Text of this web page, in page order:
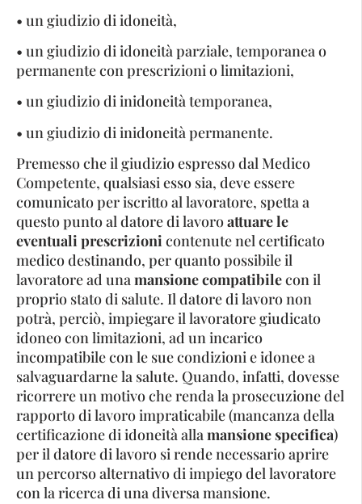
• un giudizio di idoneità,
• un giudizio di idoneità parziale, temporanea o
permanente con prescrizioni o limitazioni,
• un giudizio di inidoneità temporanea,
• un giudizio di inidoneità permanente.
Premesso che il giudizio espresso dal Medico
Competente, qualsiasi esso sia, deve essere
comunicato per iscritto al lavoratore, spetta a
questo punto al datore di lavoroattuare le
eventuali prescrizionicontenute nel certificato
medico destinando, per quanto possibile il
lavoratore ad unamansione compatibilecon il
proprio stato di salute. Il datore di lavoro non
potrà, perciò, impiegare il lavoratore giudicato
idoneo con limitazioni, ad un incarico
incompatibile con le sue condizioni e idonee a
salvaguardarne la salute. Quando, infatti, dovesse
ricorrere un motivo che renda la prosecuzione del
rapporto di lavoro impraticabile (mancanza della
certificazione di idoneità allamansione specifica)
per il datore di lavoro si rende necessario aprire
un percorso alternativo di impiego del lavoratore
con la ricerca di una diversa mansione.